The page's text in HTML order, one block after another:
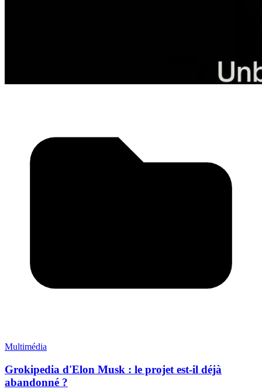
Multimédia
Grokipedia d'Elon Musk : le projet est-il déjà
abandonné ?